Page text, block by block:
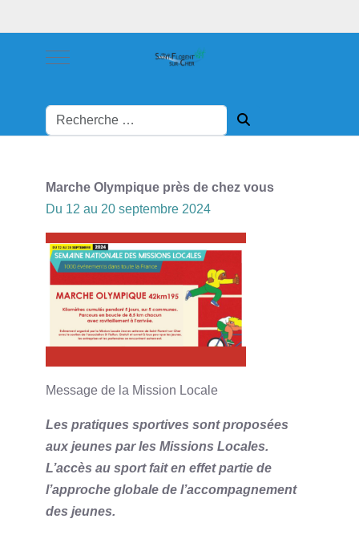
Mobile Menu Toggle
Marche Olympique près de chez vous
Du 12 au 20 septembre 2024
Message de la Mission Locale
Les pratiques sportives sont proposées
aux jeunes par les Missions Locales.
L’accès au sport fait en effet partie de
l’approche globale de l’accompagnement
des jeunes.